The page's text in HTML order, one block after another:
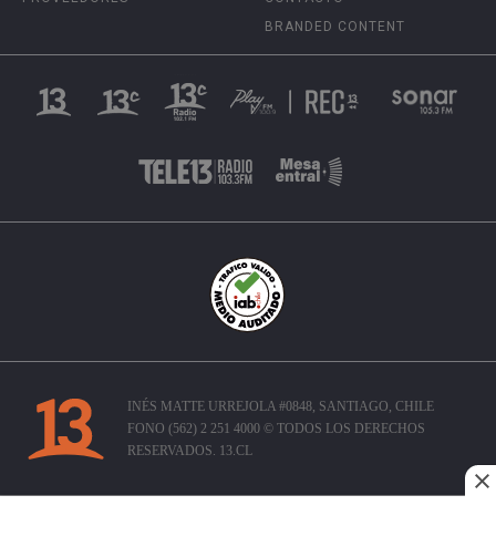
BRANDED CONTENT
INÉS MATTE URREJOLA #0848, SANTIAGO, CHILE
FONO (562) 2 251 4000 © TODOS LOS DERECHOS
RESERVADOS. 13.CL